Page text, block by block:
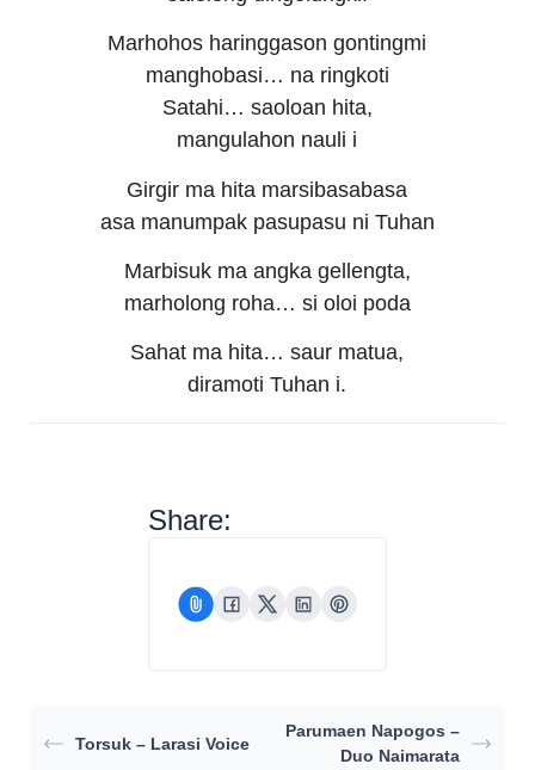
Marhohos haringgason gontingmi
manghobasi… na ringkoti
Satahi… saoloan hita,
mangulahon nauli i
Girgir ma hita marsibasabasa
asa manumpak pasupasu ni Tuhan
Marbisuk ma angka gellengta,
marholong roha… si oloi poda
Sahat ma hita… saur matua,
diramoti Tuhan i.
Share:
Torsuk – Larasi Voice
Parumaen Napogos –
Duo Naimarata